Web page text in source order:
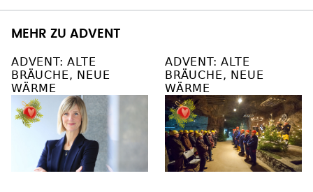
MEHR ZU ADVENT
ADVENT: ALTE
BRÄUCHE, NEUE
WÄRME
ADVENT: ALTE
BRÄUCHE, NEUE
WÄRME